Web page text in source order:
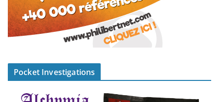
Pocket Investigations